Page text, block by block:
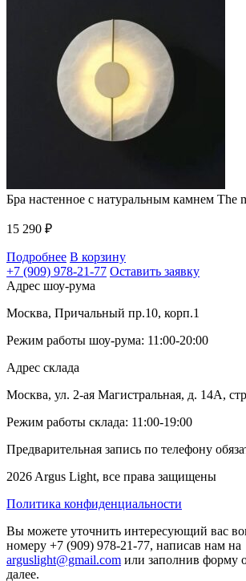
Бра настенное c натуральным камнем The
15 290 ₽
Подробнее В корзину
+7 (909) 978-21-77 Оставить заявку
Адрес шоу-рума
Москва, Причальный пр.10, корп.1
Режим работы шоу-рума: 11:00-20:00
Адрес склада
Москва, ул. 2-ая Магистральная, д. 14А,
Режим работы склада: 11:00-19:00
Предварительная запись по телефону
2026 Argus Light, все права защищены
Политика конфиденциальности
Вы можете уточнить интересующий вас
номеру +7 (909) 978-21-77, написав нам на
arguslight@gmail.com или заполнив форму
далее.